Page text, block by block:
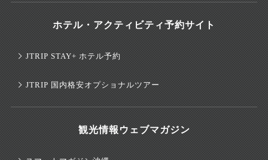
ホテル・アクティビティ予約サイト
JTRIP STAY+ ホテル予約
JTRIP 国内格安オプショナルツアー
観光情報ウェブマガジン